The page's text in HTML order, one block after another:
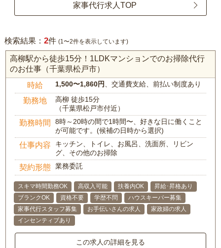
家事代行求人TOP
検索結果： 2件 (1〜2件を表示しています)
高柳駅から徒歩15分！1LDKマンションでのお掃除代行
のお仕事（千葉県松戸市）
時給 1,500〜1,860円、交通費支給、前払い制度あり
勤務地
高柳 徒歩15分
（千葉県松戸市付近）
勤務時間
8時～20時の間で1時間〜、好きな日に働くこと
が可能です。(候補の日時から選択)
仕事内容
キッチン、トイレ、お風呂、洗面所、リビン
グ、その他のお掃除
契約形態 業務委託
スキマ時間勤務OK 高収入可能 扶養内OK
昇給･昇格あり
ブランクOK
資格不要 学歴不問
ハウスキーパー募集
家事代行スタッフ募集
お手伝いさんの求人
家政婦の求人
インセンティブあり
この求人の詳細を見る